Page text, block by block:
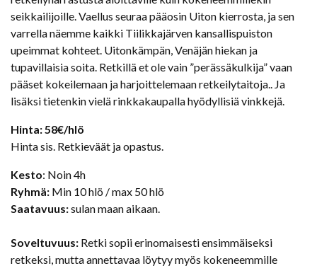
seikkailijoille. Vaellus seuraa pääosin Uiton kierrosta, ja sen
varrella näemme kaikki Tiilikkajärven kansallispuiston
upeimmat kohteet. Uitonkämpän, Venäjän hiekan ja
tupavillaisia soita. Retkillä et ole vain ”perässäkulkija” vaan
pääset kokeilemaan ja harjoittelemaan retkeilytaitoja.. Ja
lisäksi tietenkin vielä rinkkakaupalla hyödyllisiä vinkkejä.
Hinta: 58€/hlö
Hinta sis. Retkieväät ja opastus.
Kesto: Noin 4h
Ryhmä: Min 10 hlö / max 50 hlö
Saatavuus:sulan maan aikaan.
Soveltuvuus: Retki sopii erinomaisesti ensimmäiseksi
retkeksi, mutta annettavaa löytyy myös kokeneemmille